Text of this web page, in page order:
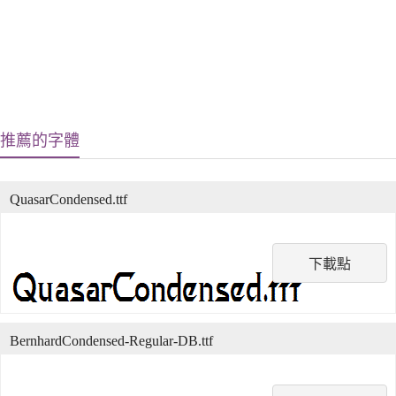
推薦的字體
下載點
QuasarCondensed.ttf
BernhardCondensed-Regular-DB.ttf